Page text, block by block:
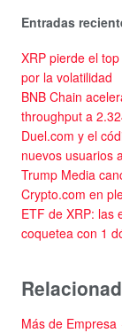
Entradas
XRP pierde el
por la volatilidad
BNB Chain
throughput a
Duel.com y el
nuevos usuarios
Trump Media
Crypto.com en
ETF de XRP: las
coquetea con 1
Más de